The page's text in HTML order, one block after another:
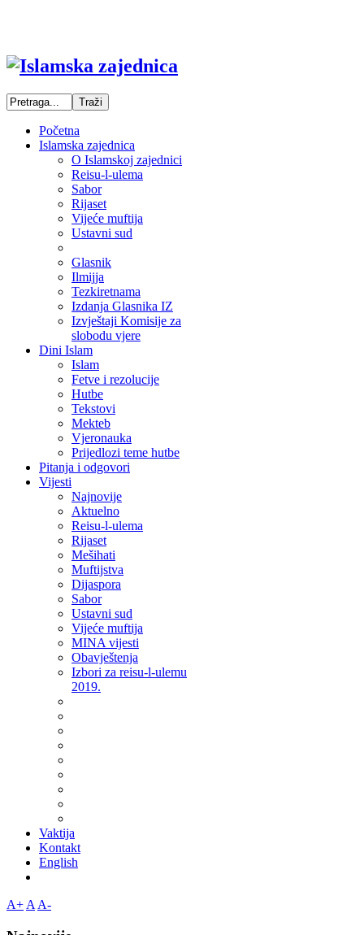
Početna
Islamska zajednica
O Islamskoj zajednici
Reisu-l-ulema
Sabor
Rijaset
Vijeće muftija
Ustavni sud
Glasnik
Ilmijja
Tezkiretnama
Izdanja Glasnika IZ
Izvještaji Komisije za
slobodu vjere
Dini Islam
Islam
Fetve i rezolucije
Hutbe
Tekstovi
Mekteb
Vjeronauka
Prijedlozi teme hutbe
Pitanja i odgovori
Vijesti
Najnovije
Aktuelno
Reisu-l-ulema
Rijaset
Mešihati
Muftijstva
Dijaspora
Sabor
Ustavni sud
Vijeće muftija
MINA vijesti
Obavještenja
Izbori za reisu-l-ulemu
2019.
Vaktija
Kontakt
English
A+ A A-